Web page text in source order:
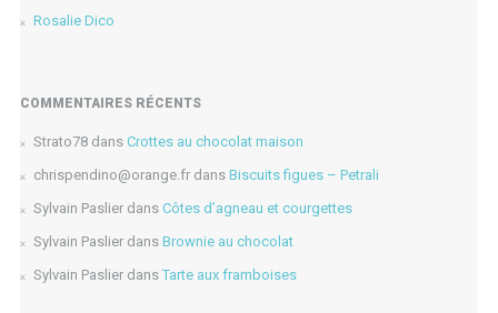
Rosalie Dico
COMMENTAIRES RÉCENTS
Strato78dans Crottes au chocolat maison
chrispendino@orange.frdans Biscuits figues – Petrali
Sylvain Paslierdans Côtes d’agneau et courgettes
Sylvain Paslierdans Brownie au chocolat
Sylvain Paslierdans Tarte aux framboises